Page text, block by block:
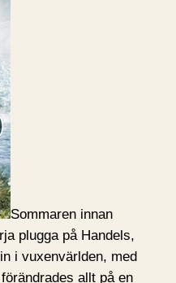
Sommaren innan
plugga på Handels,
i vuxenvärlden, med
allt på en